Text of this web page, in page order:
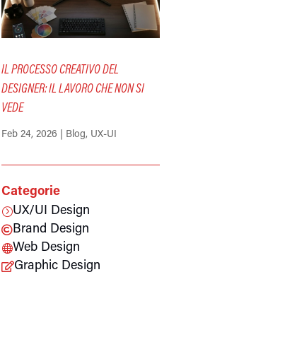
IL PROCESSO CREATIVO DEL
DESIGNER: IL LAVORO CHE NON SI
VEDE
Feb 24, 2026 | Blog, UX-UI
Categorie
=UX/UI Design
Brand Design
Web Design
Graphic Design